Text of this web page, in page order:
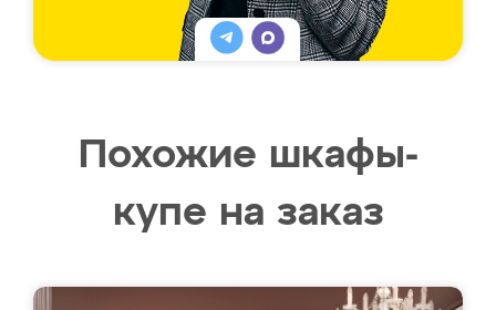
Похожие шкафы-
купе на заказ